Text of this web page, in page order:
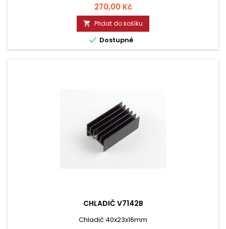
Cena
270,00 Kč
 Přidat do košíku
 Dostupné
CHLADIČ V7142B
Chladič 40x23x16mm